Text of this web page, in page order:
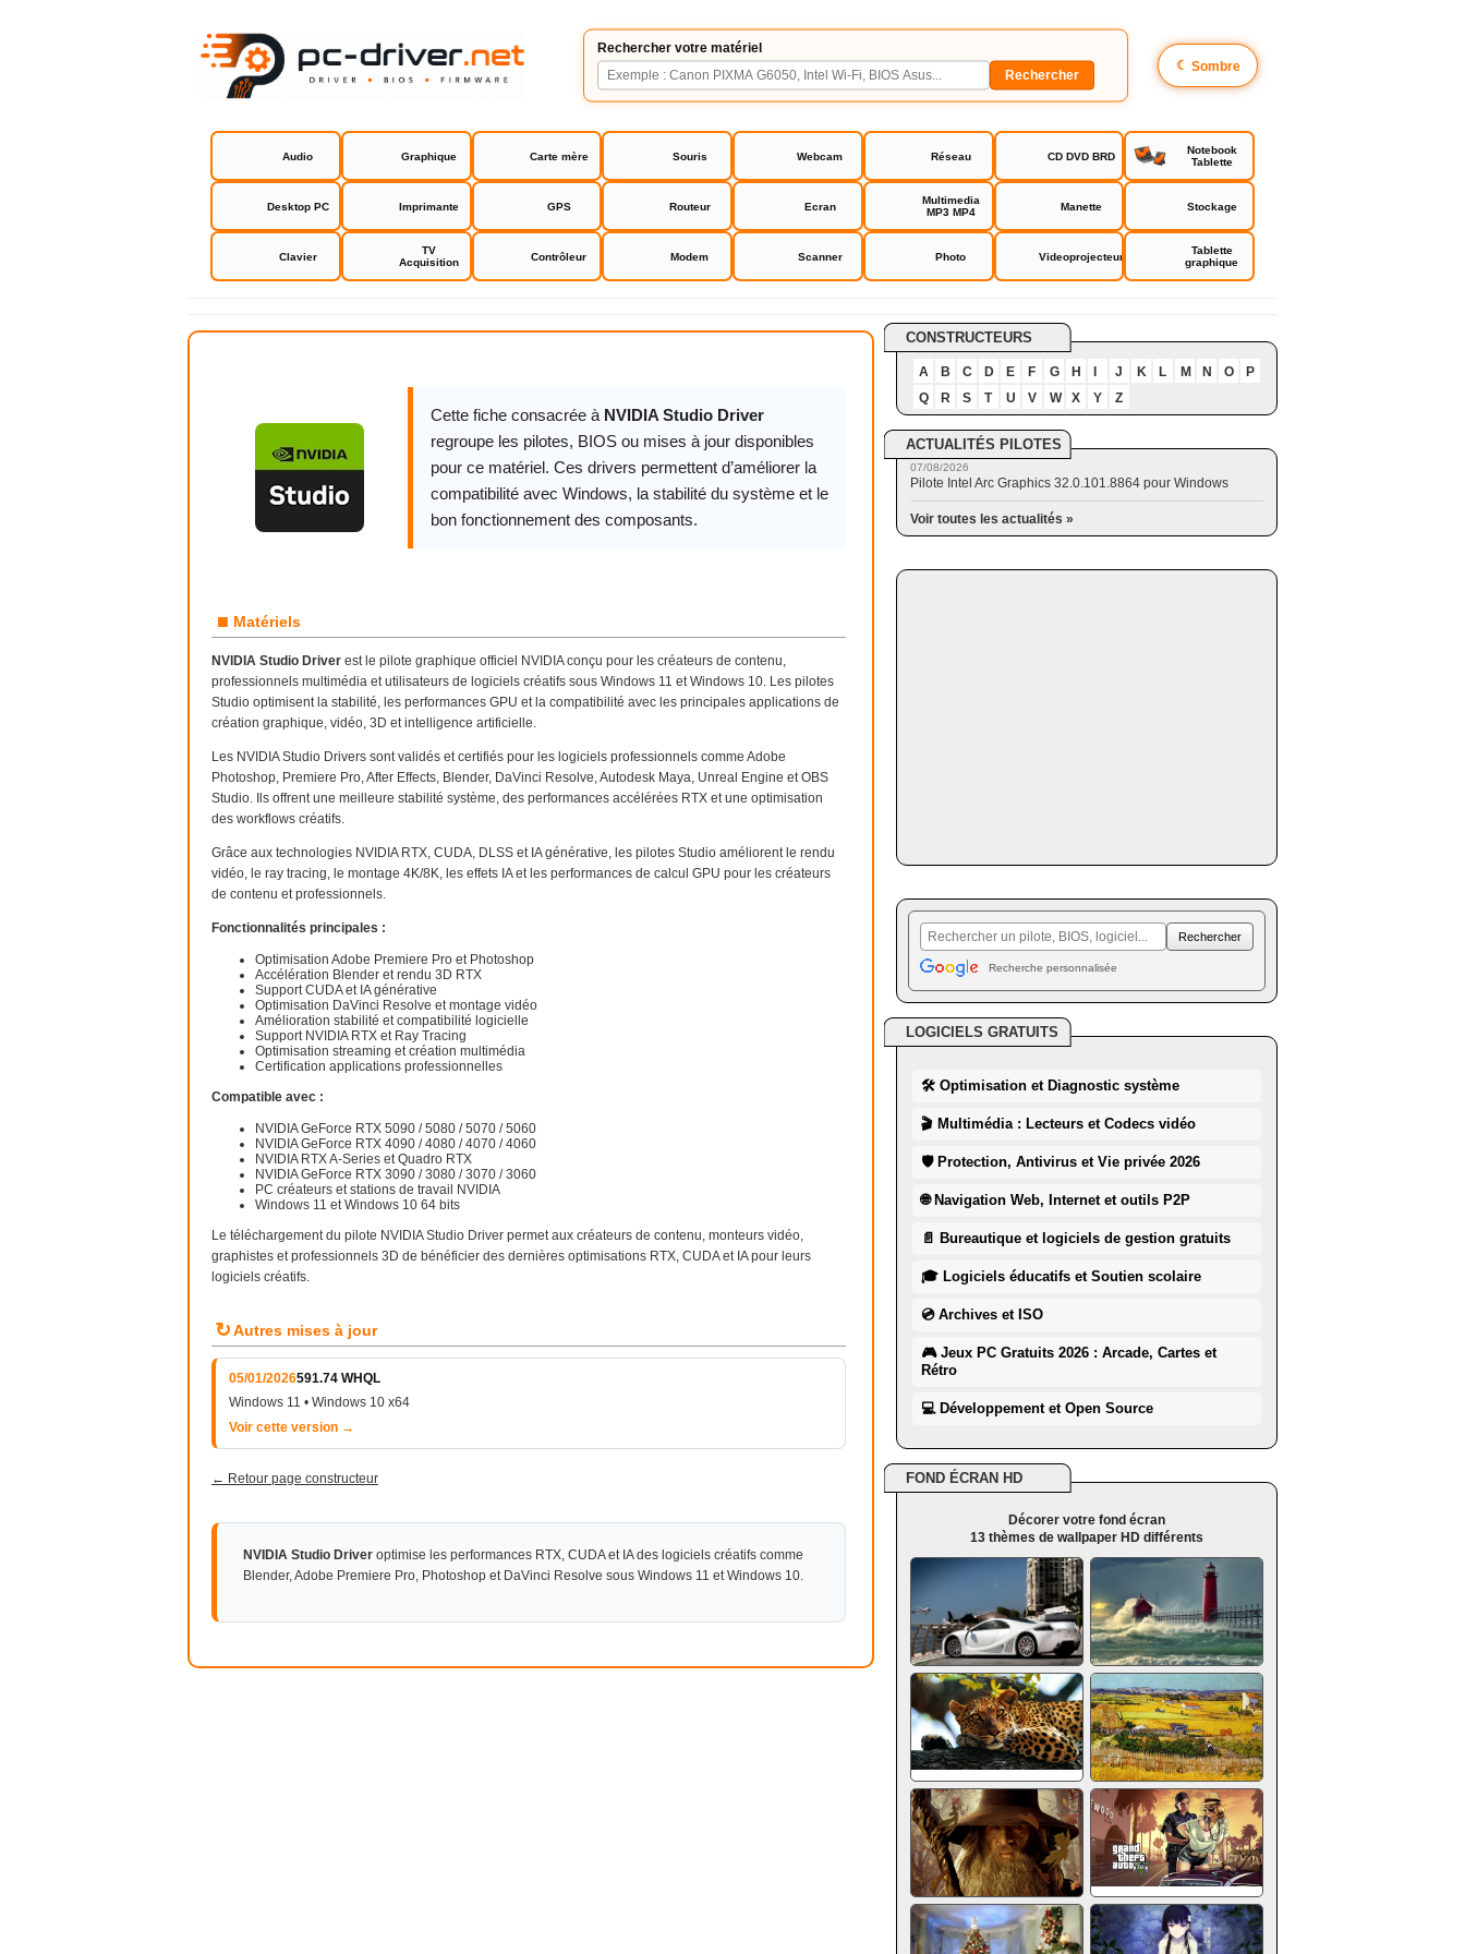
Rechercher votre matériel
☾ Sombre
Audio Graphique Carte mère Souris Webcam Réseau CD DVD BRD
Notebook
Tablette
Desktop PC Imprimante GPS Routeur Ecran
Multimedia
MP3 MP4
Manette Stockage
Clavier
TV
Acquisition
Contrôleur Modem Scanner Photo Videoprojecteur
Tablette
graphique
NVIDIA Studio Driver
Cette fiche consacrée à NVIDIA Studio Driver
regroupe les pilotes, BIOS ou mises à jour disponibles
pour ce matériel. Ces drivers permettent d’améliorer la
compatibilité avec Windows, la stabilité du système et le
bon fonctionnement des composants.
■ Matériels
NVIDIA Studio Driver est le pilote graphique officiel NVIDIA conçu pour les créateurs de contenu,
professionnels multimédia et utilisateurs de logiciels créatifs sous Windows 11 et Windows 10. Les pilotes
Studio optimisent la stabilité, les performances GPU et la compatibilité avec les principales applications de
création graphique, vidéo, 3D et intelligence artificielle.
Les NVIDIA Studio Drivers sont validés et certifiés pour les logiciels professionnels comme Adobe
Photoshop, Premiere Pro, After Effects, Blender, DaVinci Resolve, Autodesk Maya, Unreal Engine et OBS
Studio. Ils offrent une meilleure stabilité système, des performances accélérées RTX et une optimisation
des workflows créatifs.
Grâce aux technologies NVIDIA RTX, CUDA, DLSS et IA générative, les pilotes Studio améliorent le rendu
vidéo, le ray tracing, le montage 4K/8K, les effets IA et les performances de calcul GPU pour les créateurs
de contenu et professionnels.
Fonctionnalités principales :
Optimisation Adobe Premiere Pro et Photoshop
Accélération Blender et rendu 3D RTX
Support CUDA et IA générative
Optimisation DaVinci Resolve et montage vidéo
Amélioration stabilité et compatibilité logicielle
Support NVIDIA RTX et Ray Tracing
Optimisation streaming et création multimédia
Certification applications professionnelles
Compatible avec :
NVIDIA GeForce RTX 5090 / 5080 / 5070 / 5060
NVIDIA GeForce RTX 4090 / 4080 / 4070 / 4060
NVIDIA RTX A-Series et Quadro RTX
NVIDIA GeForce RTX 3090 / 3080 / 3070 / 3060
PC créateurs et stations de travail NVIDIA
Windows 11 et Windows 10 64 bits
Le téléchargement du pilote NVIDIA Studio Driver permet aux créateurs de contenu, monteurs vidéo,
graphistes et professionnels 3D de bénéficier des dernières optimisations RTX, CUDA et IA pour leurs
logiciels créatifs.
↻Autres mises à jour
05/01/2026591.74 WHQL
Windows 11 • Windows 10 x64
Voir cette version →
← Retour page constructeur
NVIDIA Studio Driver optimise les performances RTX, CUDA et IA des logiciels créatifs comme
Blender, Adobe Premiere Pro, Photoshop et DaVinci Resolve sous Windows 11 et Windows 10.
CONSTRUCTEURS
A B C D E F G H J K L M N O
P
Q
R S T U V W X Y Z
ACTUALITÉS PILOTES
07/08/2026
Pilote Intel Arc Graphics 32.0.101.8864 pour Windows
Voir toutes les actualités »
Recherche personnalisée
LOGICIELS GRATUITS
🛠 Optimisation et Diagnostic système
🎬 Multimédia : Lecteurs et Codecs vidéo
🛡 Protection, Antivirus et Vie privée 2026
🌐 Navigation Web, Internet et outils P2P
📄 Bureautique et logiciels de gestion gratuits
🎓 Logiciels éducatifs et Soutien scolaire
💿 Archives et ISO
🎮 Jeux PC Gratuits 2026 : Arcade, Cartes et
Rétro
💻 Développement et Open Source
FOND ÉCRAN HD
Décorer votre fond écran
13 thèmes de wallpaper HD différents